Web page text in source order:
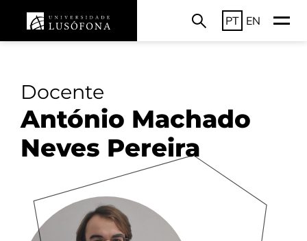
PT EN
Docente
António Machado
Neves Pereira